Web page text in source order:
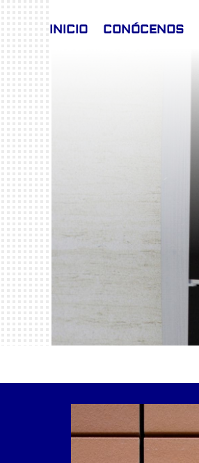
INICIO CONÓCENOS